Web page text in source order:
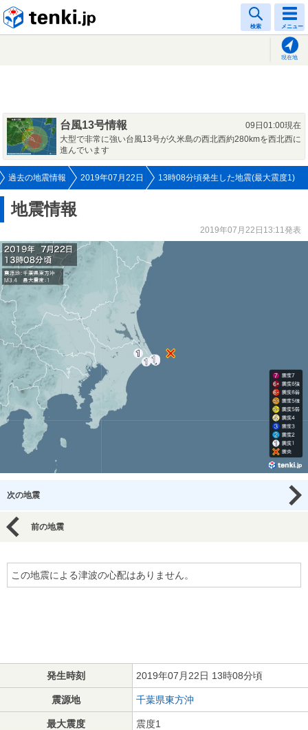
検索 メニュー
現在地
台風13号情報
09日01:00現在
大型で非常に強い台風13号が久米島の西北西約280kmを西北西に
進んでいます
過去の地震情報 2019年07月22日 13時08分頃発生した地震(最大震度1)
地震情報
2019年07月22日13:11発表
次の地震
前の地震
この地震による津波の心配はありません。
発生時刻 2019年07月22日 13時08分頃
震源地 千葉県東方沖
最大震度 震度1